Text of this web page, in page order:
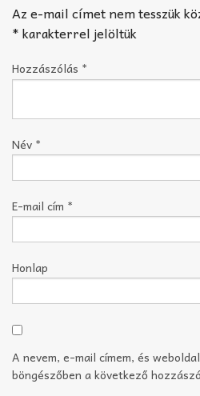
Az e-mail címet nem tesszük
*karakterrel jelöltük
Hozzászólás *
Név *
E-mail cím *
Honlap
A nevem, e-mail címem, és
böngészőben a következő